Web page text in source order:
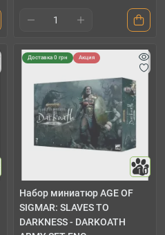
Доставка 0 грн Акция
10
Набор миниатюр AGE OF
SIGMAR: SLAVES TO
DARKNESS - DARKOATH